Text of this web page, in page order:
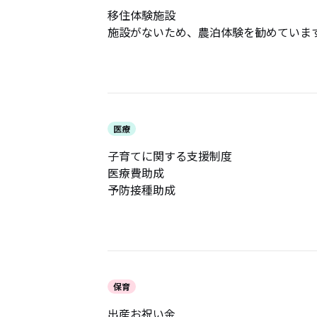
移住体験施設
施設がないため、農泊体験を勧めていま
医療
子育てに関する支援制度
医療費助成
予防接種助成
保育
出産お祝い金